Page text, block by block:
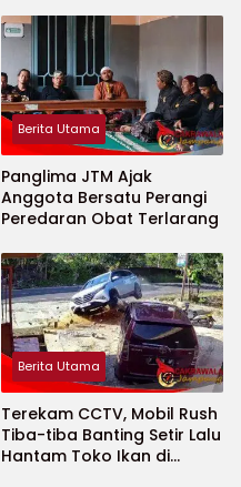
Berita Utama
Panglima JTM Ajak
Anggota Bersatu Perangi
Peredaran Obat Terlarang
Berita Utama
Terekam CCTV, Mobil Rush
Tiba-tiba Banting Setir Lalu
Hantam Toko Ikan di